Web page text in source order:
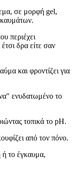
σε μορφή gel,
περιέχει
δρα είτε σαν
και φροντίζει για
ενυδατωμένο το
τοπικά το pH.
από τον πόνο.
ή το έγκαυμα,